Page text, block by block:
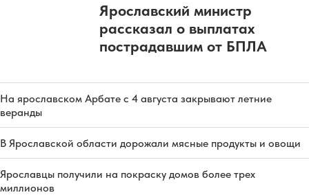
Ярославский министр
рассказал о выплатах
пострадавшим от БПЛА
На ярославском Арбате с 4 августа закрывают летние
веранды
В Ярославской области дорожали мясные продукты и овощи
Ярославцы получили на покраску домов более трех
миллионов